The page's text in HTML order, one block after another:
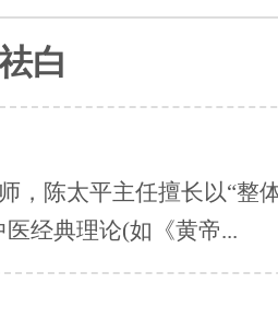
白
，陈太平主任擅长以“整
经典理论(如《黄帝...